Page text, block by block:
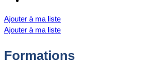
Ajouter à ma liste
Ajouter à ma liste
Formations